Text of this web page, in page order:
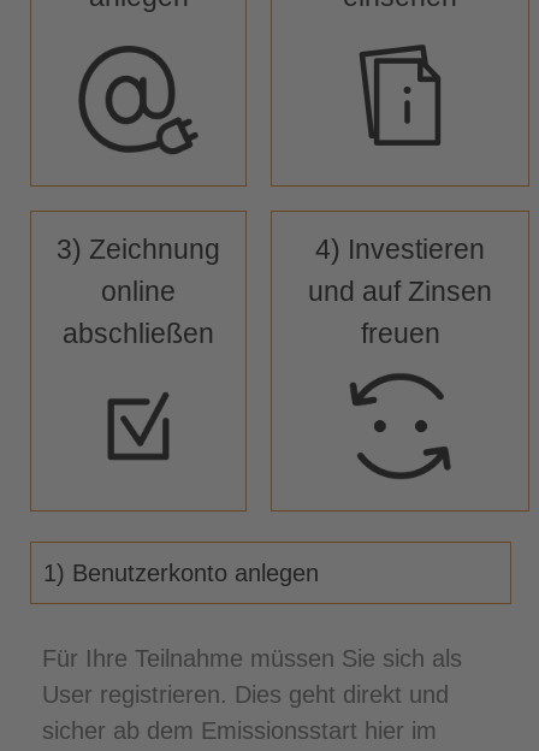
3) Zeichnung
online
abschließen
4) Investieren
und auf Zinsen
freuen
1) Benutzerkonto anlegen
Für Ihre Teilnahme müssen Sie sich als
User registrieren. Dies geht direkt und
sicher ab dem Emissionsstart hier im